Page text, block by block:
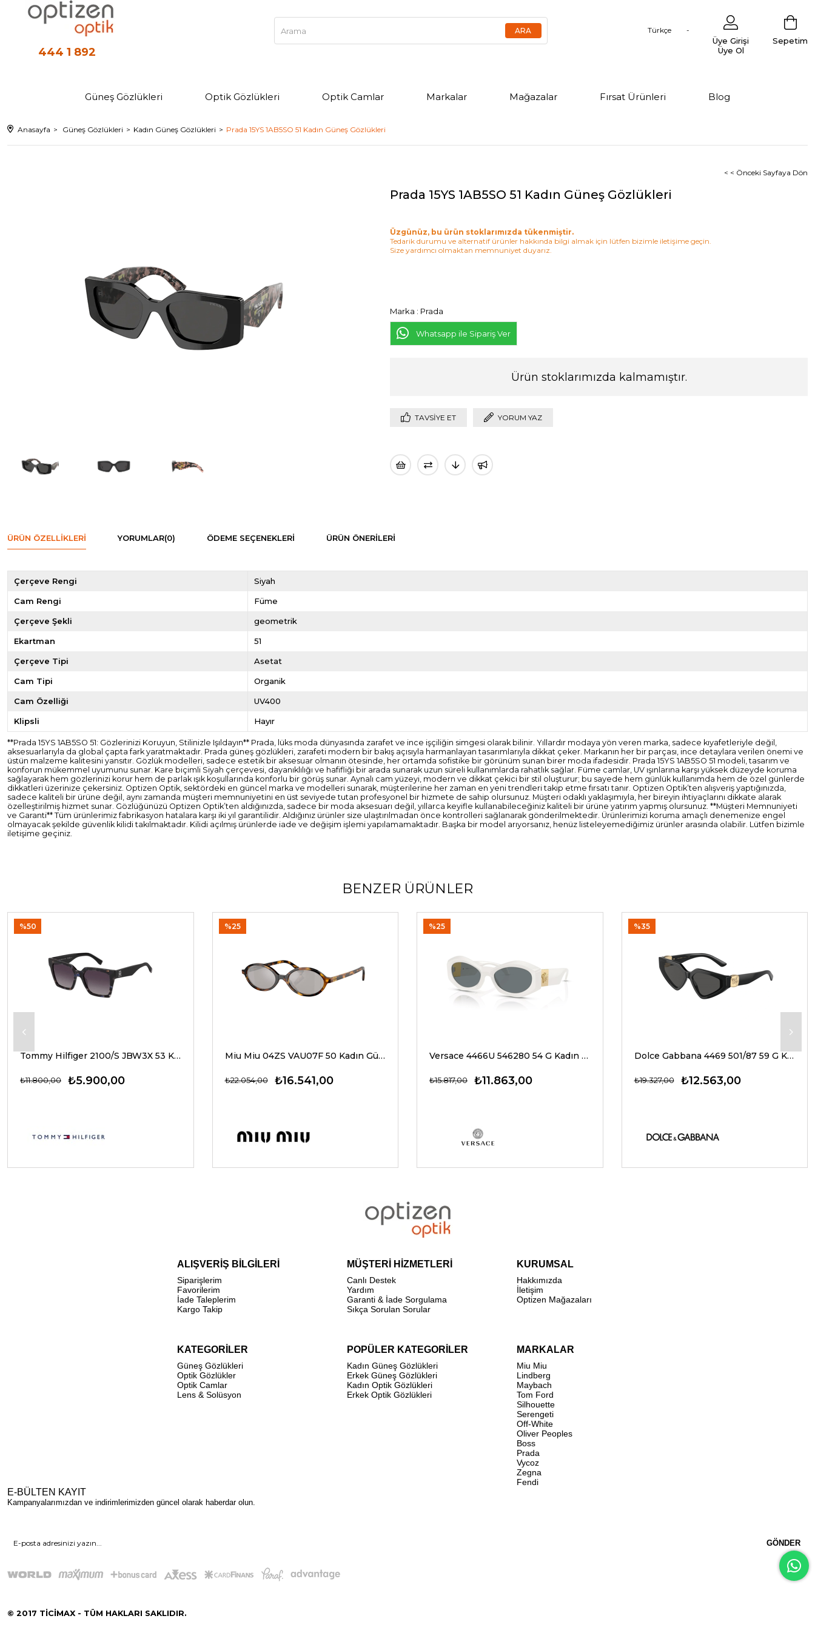
444 1 892
Türkçe
Sepetim
Üye Girişi
Üye Ol
Güneş Gözlükleri Optik Gözlükleri Optik Camlar Markalar Mağazalar Fırsat Ürünleri Blog
Anasayfa Güneş Gözlükleri Kadın Güneş Gözlükleri Prada 15YS 1AB5SO 51 Kadın Güneş Gözlükleri
< < Önceki Sayfaya Dön
Prada 15YS 1AB5SO 51 Kadın Güneş Gözlükleri
Üzgünüz, bu ürün stoklarımızda tükenmiştir.
Tedarik durumu ve alternatif ürünler hakkında bilgi almak için lütfen bizimle iletişime geçin.
Size yardımcı olmaktan memnuniyet duyarız.
Marka : Prada
Whatsapp ile Sipariş Ver
Ürün stoklarımızda kalmamıştır.
TAVSIYE ET YORUM YAZ
ÜRÜN ÖZELLIKLERI YORUMLAR(0) ÖDEME SEÇENEKLERI ÜRÜN ÖNERILERI
Çerçeve Rengi Siyah
Cam Rengi Füme
Çerçeve Şekli geometrik
Ekartman 51
Çerçeve Tipi Asetat
Cam Tipi Organik
Cam Özelliği UV400
Klipsli Hayır
**Prada 15YS 1AB5SO 51: Gözlerinizi Koruyun, Stilinizle Işıldayın** Prada, lüks moda dünyasında zarafet ve ince işçiliğin simgesi olarak bilinir. Yıllardır modaya yön veren marka, sadece kıyafetleriyle değil,
aksesuarlarıyla da global çapta fark yaratmaktadır. Prada güneş gözlükleri, zarafeti modern bir bakış açısıyla harmanlayan tasarımlarıyla dikkat çeker. Markanın her bir parçası, ince detaylara verilen önemi ve
üstün malzeme kalitesini yansıtır. Gözlük modelleri, sadece estetik bir aksesuar olmanın ötesinde, her ortamda sofistike bir görünüm sunan birer moda ifadesidir. Prada 15YS 1AB5SO 51 modeli, tasarım ve
konforun mükemmel uyumunu sunar. Kare biçimli Siyah çerçevesi, dayanıklılığı ve hafifliği bir arada sunarak uzun süreli kullanımlarda rahatlık sağlar. Füme camlar, UV ışınlarına karşı yüksek düzeyde koruma
sağlayarak hem gözlerinizi korur hem de parlak ışık koşullarında konforlu bir görüş sunar. Aynalı cam yüzeyi, modern ve dikkat çekici bir stil oluşturur; bu sayede hem günlük kullanımda hem de özel günlerde
dikkatleri üzerinize çekersiniz. Optizen Optik, sektördeki en güncel marka ve modelleri sunarak, müşterilerine her zaman en yeni trendleri takip etme fırsatı tanır. Optizen Optik’ten alışveriş yaptığınızda,
sadece kaliteli bir ürüne değil, aynı zamanda müşteri memnuniyetini en üst seviyede tutan profesyonel bir hizmete de sahip olursunuz. Müşteri odaklı yaklaşımıyla, her bireyin ihtiyaçlarını dikkate alarak
özelleştirilmiş hizmet sunar. Gözlüğünüzü Optizen Optik’ten aldığınızda, sadece bir moda aksesuarı değil, yıllarca keyifle kullanabileceğiniz kaliteli bir ürüne yatırım yapmış olursunuz. **Müşteri Memnuniyeti
ve Garanti** Tüm ürünlerimiz fabrikasyon hatalara karşı iki yıl garantilidir. Aldığınız ürünler size ulaştırılmadan önce kontrolleri sağlanarak gönderilmektedir. Ürünlerimizi koruma amaçlı denemenize engel
olmayacak şekilde güvenlik kilidi takılmaktadır. Kilidi açılmış ürünlerde iade ve değişim işlemi yapılamamaktadır. Başka bir model arıyorsanız, henüz listeleyemediğimiz ürünler arasında olabilir. Lütfen bizimle
iletişime geçiniz.
BENZER ÜRÜNLER
Tommy Hilfiger 2100/S JBW3X 53 Kadın Güneş Gözlükleri
₺5.900,00
₺11.800,00
%50
Miu Miu 04ZS VAU07F 50 Kadın Güneş Gözlükleri
₺16.541,00
₺22.054,00
%25
Versace 4466U 546280 54 G Kadın Güneş Gözlükleri
₺11.863,00
₺15.817,00
%25
Dolce Gabbana 4469 501/87 59 G Kadın Güneş Gözlükleri
₺12.563,00
₺19.327,00
%35
ALIŞVERİŞ BİLGİLERİ
Siparişlerim
Favorilerim
İade Taleplerim
Kargo Takip
MÜŞTERİ HİZMETLERİ
Canlı Destek
Yardım
Garanti & İade Sorgulama
Sıkça Sorulan Sorular
KURUMSAL
Hakkımızda
İletişim
Optizen Mağazaları
KATEGORİLER
Güneş Gözlükleri
Optik Gözlükler
Optik Camlar
Lens & Solüsyon
POPÜLER KATEGORİLER
Kadın Güneş Gözlükleri
Erkek Güneş Gözlükleri
Kadın Optik Gözlükleri
Erkek Optik Gözlükleri
MARKALAR
Miu Miu
Lindberg
Maybach
Tom Ford
Silhouette
Serengeti
Off-White
Oliver Peoples
Boss
Prada
Vycoz
Zegna
Fendi
E-BÜLTEN KAYIT
Kampanyalarımızdan ve indirimlerimizden güncel olarak haberdar olun.
GÖNDER
© 2017 TİCİMAX - TÜM HAKLARI SAKLIDIR.